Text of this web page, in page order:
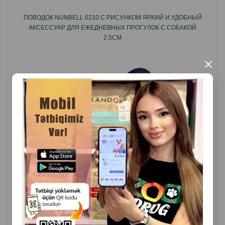
×
ПОВОДОК NUNBELL 0210 С РИСУНКОМ ЯРКИЙ И УДОБНЫЙ
АКСЕССУАР ДЛЯ ЕЖЕДНЕВНЫХ ПРОГУЛОК С СОБАКОЙ
2.5СМ
( Отзывы)
Цена
Купить
1 шт
9.60